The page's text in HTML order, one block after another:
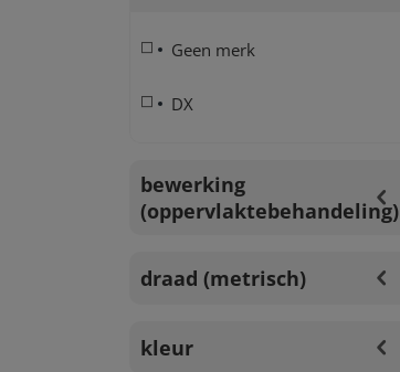
Geen merk
DX
bewerking
(oppervlaktebehandeling)
draad (metrisch)
kleur